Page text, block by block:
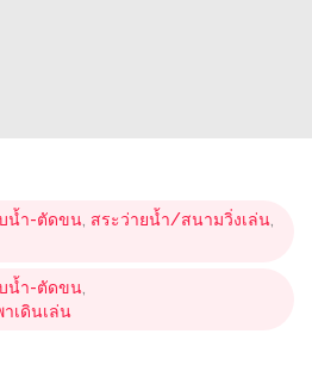
น้ำ-ตัดขน สระว่ายน้ำ/สนามวิ่งเล่น
น้ำ-ตัดขน
เดินเล่น